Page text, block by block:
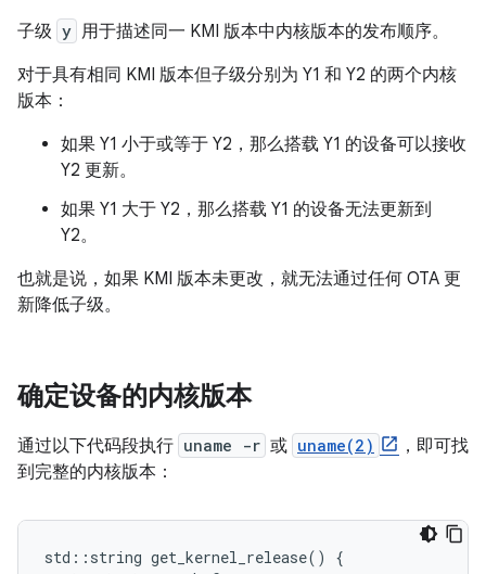
子级 y 用于描述同一 KMI 版本中内核版本的发布顺序。
对于具有相同 KMI 版本但子级分别为 Y1 和 Y2 的两个内核
版本：
如果 Y1 小于或等于 Y2，那么搭载 Y1 的设备可以接收
Y2 更新。
如果 Y1 大于 Y2，那么搭载 Y1 的设备无法更新到
Y2。
也就是说，如果 KMI 版本未更改，就无法通过任何 OTA 更
新降低子级。
确定设备的内核版本
通过以下代码段执行 uname -r 或 uname(2)
，即可找
到完整的内核版本：
std::string get_kernel_release() {